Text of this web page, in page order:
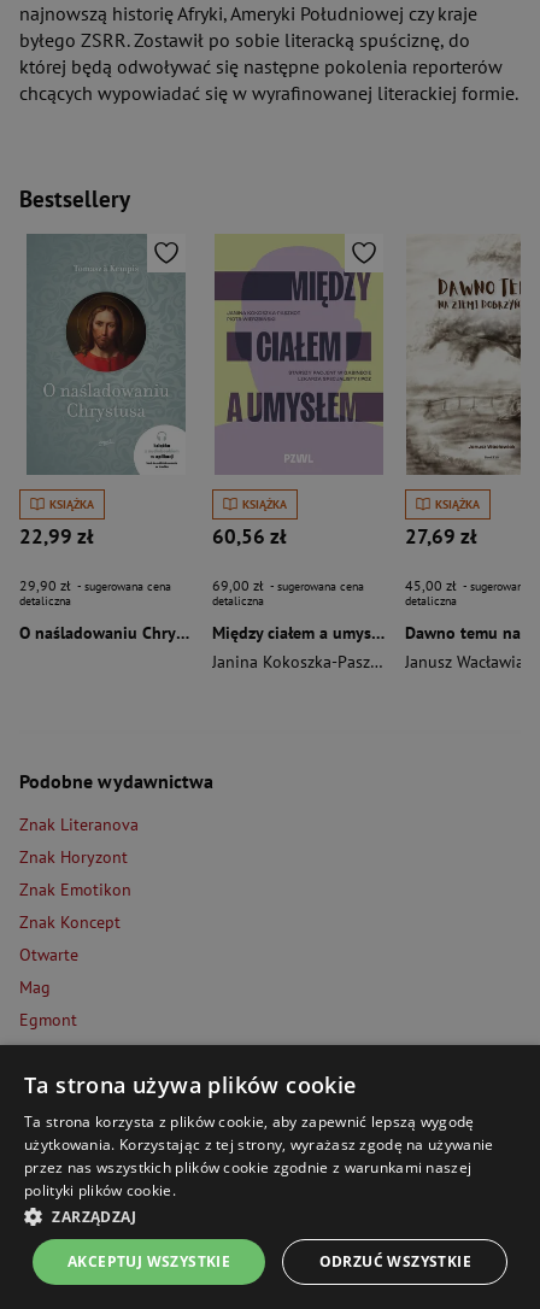
najnowszą historię Afryki, Ameryki Południowej czy kraje
byłego ZSRR. Zostawił po sobie literacką spuściznę, do
której będą odwoływać się następne pokolenia reporterów
chcących wypowiadać się w wyrafinowanej literackiej formie.
Bestsellery
KSIĄŻKA
22,99 zł
29,90 zł - sugerowana cena
detaliczna
O naśladowaniu Chrystusa wyd. 2026
KSIĄŻKA
60,56 zł
69,00 zł - sugerowana cena
detaliczna
Między ciałem a umysłem
Janina Kokoszka-Paszkot
Piotr Wierzbiński
KSIĄŻKA
27,69 zł
45,00 zł - sugerowana
detaliczna
Janusz Wacławiak
Podobne wydawnictwa
Znak Literanova
Znak Horyzont
Znak Emotikon
Znak Koncept
Otwarte
Mag
Egmont
Znak JednymSłowem
Filia
Rebis
Podobni autorzy
Piotr Oczko
Andrzej Dragan
Andrzej Nowak
Ta strona używa plików cookie
Ta strona korzysta z plików cookie, aby zapewnić lepszą wygodę
użytkowania. Korzystając z tej strony, wyrażasz zgodę na używanie
przez nas wszystkich plików cookie zgodnie z warunkami naszej
polityki plików cookie.
ZARZĄDZAJ
AKCEPTUJ WSZYSTKIE ODRZUĆ WSZYSTKIE